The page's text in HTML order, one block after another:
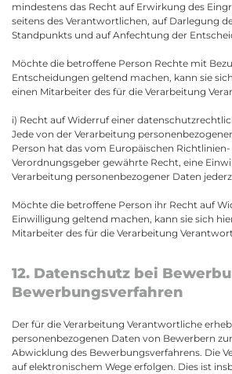
mindestens das Recht auf Erwirkung des
seitens des Verantwortlichen, auf Darlegung
Standpunkts und auf Anfechtung der
Möchte die betroffene Person Rechte mit
Entscheidungen geltend machen, kann sie
einen Mitarbeiter des für die Verarbeitung
i) Recht auf Widerruf einer
Jede von der Verarbeitung
Person hat das vom Europäischen
Verordnungsgeber gewährte Recht, eine
Verarbeitung personenbezogener Daten
Möchte die betroffene Person ihr Recht auf
Einwilligung geltend machen, kann sie sich
Mitarbeiter des für die Verarbeitung
12. Datenschutz bei
Bewerbungsverfahren
Der für die Verarbeitung Verantwortliche
personenbezogenen Daten von Bewerbern
Abwicklung des Bewerbungsverfahrens. Die
auf elektronischem Wege erfolgen. Dies ist